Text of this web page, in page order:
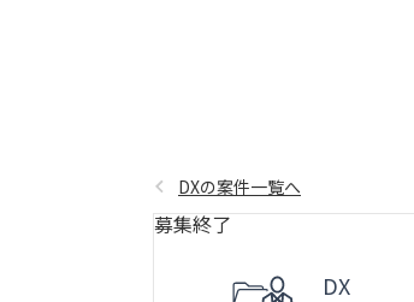
DXの案件一覧へ
募集終了
DX